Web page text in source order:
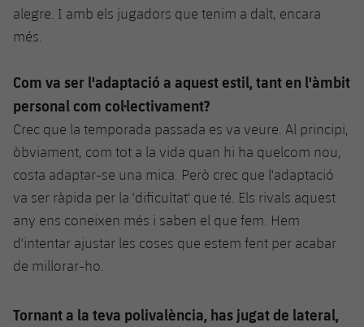
alegre. I amb els jugadors que tenim a dalt, encara
més.
Com va ser l'adaptació a aquest estil, tant en l'àmbit
personal com col·lectivament?
Crec que la temporada passada es va veure. Al principi,
òbviament, com tot a la vida quan hi ha quelcom nou,
costa adaptar-se una mica. Però crec que l'adaptació
va ser ràpida per la 'dificultat' que té. Els rivals aquest
any ens coneixen més i saben el que fem. Hem
d'intentar ajustar les coses que estem fent per acabar
de millorar-ho.
Tornant a la teva polivalència, has jugat de lateral,